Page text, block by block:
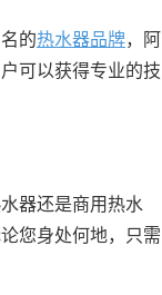
的热水器品牌，阿
可以获得专业的技
器还是商用热水
您身处何地，只需